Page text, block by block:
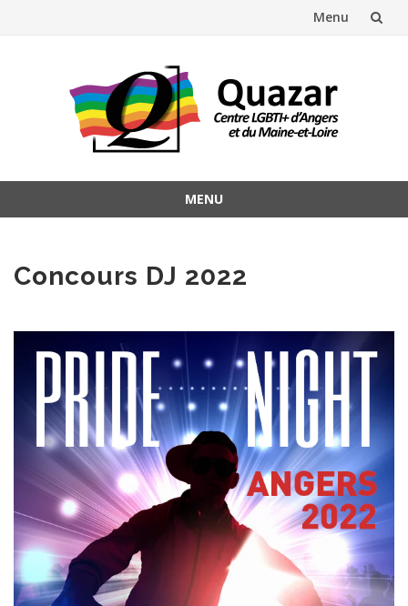
Menu
MENU
contenu
Concours DJ 2022